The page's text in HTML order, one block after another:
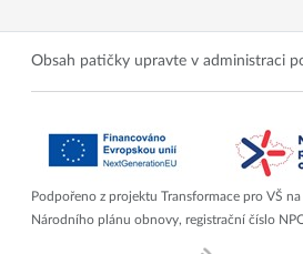
Obsah patičky upravte v administraci
Podpořeno z projektu Transformace pro VŠ
Národního plánu obnovy, registrační číslo